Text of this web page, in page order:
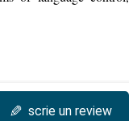
✎ scrie un review